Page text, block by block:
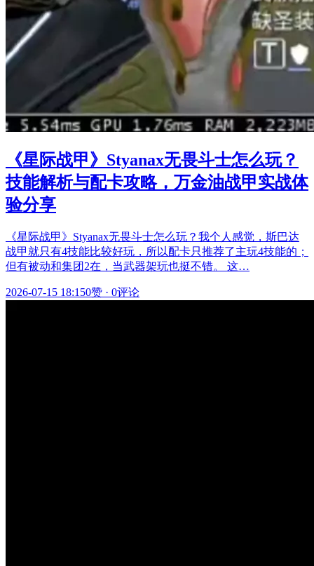
《星际战甲》Styanax无畏斗士怎么玩？
技能解析与配卡攻略，万金油战甲实战体
验分享
《星际战甲》Styanax无畏斗士怎么玩？我个人感觉，斯巴达
战甲就只有4技能比较好玩，所以配卡只推荐了主玩4技能的；
但有被动和集团2在，当武器架玩也挺不错。 这…
2026-07-15 18:150赞 · 0评论